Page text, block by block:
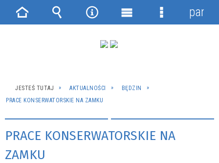
JESTEŚ TUTAJ AKTUALNOŚCI
BĘDZIN
PRACE KONSERWATORSKIE NA ZAMKU
PRACE KONSERWATORSKIE NA
ZAMKU
Strona Wyszukiwarka
NarzędziaMenu
Menu
panel